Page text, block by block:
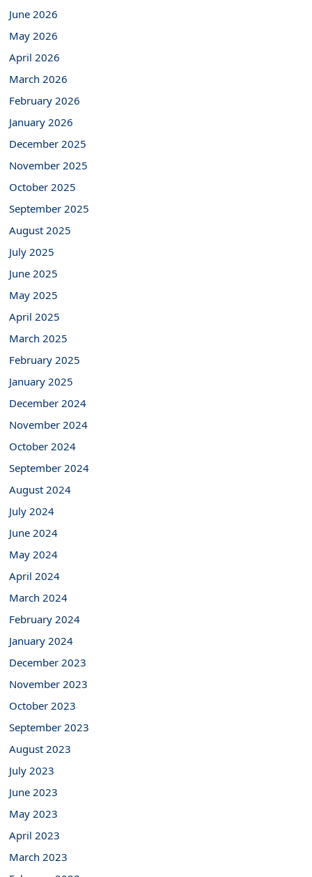
June 2026
May 2026
April 2026
March 2026
February 2026
January 2026
December 2025
November 2025
October 2025
September 2025
August 2025
July 2025
June 2025
May 2025
April 2025
March 2025
February 2025
January 2025
December 2024
November 2024
October 2024
September 2024
August 2024
July 2024
June 2024
May 2024
April 2024
March 2024
February 2024
January 2024
December 2023
November 2023
October 2023
September 2023
August 2023
July 2023
June 2023
May 2023
April 2023
March 2023